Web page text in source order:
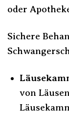
oder
Sichere
von